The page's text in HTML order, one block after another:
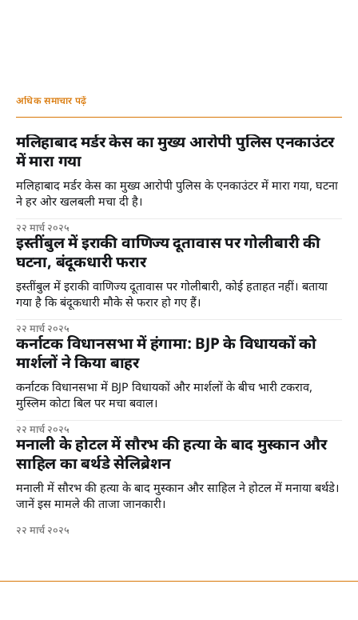
अधिक समाचार पढ़ें
मलिहाबाद मर्डर केस का मुख्य आरोपी पुलिस एनकाउंटर
में मारा गया
मलिहाबाद मर्डर केस का मुख्य आरोपी पुलिस के एनकाउंटर में मारा गया, घटना
ने हर ओर खलबली मचा दी है।
२२ मार्च २०२५
इस्तींबुल में इराकी वाणिज्य दूतावास पर गोलीबारी की
घटना, बंदूकधारी फरार
इस्तींबुल में इराकी वाणिज्य दूतावास पर गोलीबारी, कोई हताहत नहीं। बताया
गया है कि बंदूकधारी मौके से फरार हो गए हैं।
२२ मार्च २०२५
कर्नाटक विधानसभा में हंगामा: BJP के विधायकों को
मार्शलों ने किया बाहर
कर्नाटक विधानसभा में BJP विधायकों और मार्शलों के बीच भारी टकराव,
मुस्लिम कोटा बिल पर मचा बवाल।
२२ मार्च २०२५
मनाली के होटल में सौरभ की हत्या के बाद मुस्कान और
साहिल का बर्थडे सेलिब्रेशन
मनाली में सौरभ की हत्या के बाद मुस्कान और साहिल ने होटल में मनाया बर्थडे।
जानें इस मामले की ताजा जानकारी।
२२ मार्च २०२५